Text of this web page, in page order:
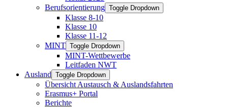
Berufsorientierung Toggle Dropdown
Klasse 8-10
Klasse 10
Klasse 11-12
MINT Toggle Dropdown
MINT-Wettbewerbe
Leitfaden NWT
Ausland Toggle Dropdown
Übersicht Austausch & Auslandsfahrten
Erasmus+ Portal
Berichte